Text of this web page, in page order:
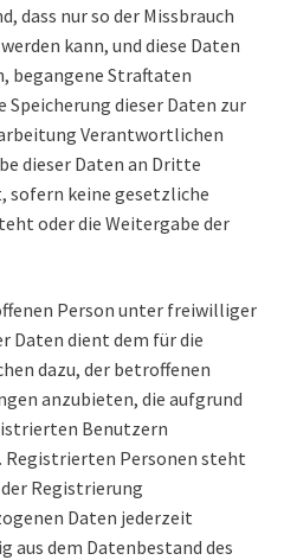
dass nur so der Missbrauch
kann, und diese Daten
begangene Straftaten
dieser Daten zur
Verantwortlichen
dieser Daten an Dritte
keine gesetzliche
oder die Weitergabe der
Person unter freiwilliger
Daten dient dem für die
dazu, der betroffenen
anzubieten, die aufgrund
Benutzern
Registrierten Personen steht
Registrierung
Daten jederzeit
aus dem Datenbestand des